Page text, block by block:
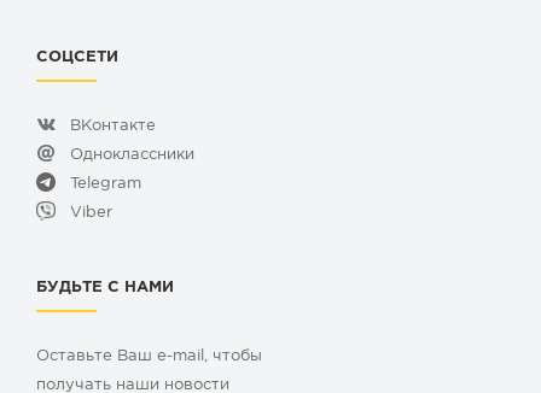
СОЦСЕТИ
ВКонтакте
Одноклассники
Telegram
Viber
БУДЬТЕ С НАМИ
Оставьте Ваш e-mail, чтобы
получать наши новости